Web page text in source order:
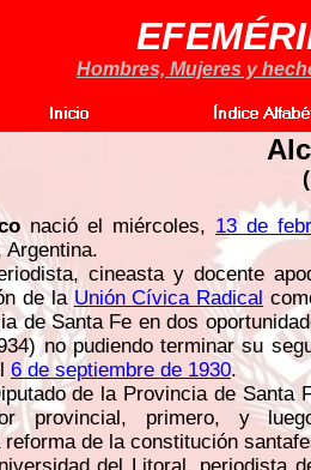
Hombres, Mujeres y
nació el miércoles, 13 de
Argentina.
cineasta y docente
de laUnión Cívica Radical
de Santa Fe en dos
no pudiendo terminar su
6 de septiembre de 1930.
de la Provincia de Santa
provincial, primero, y
de la constitución